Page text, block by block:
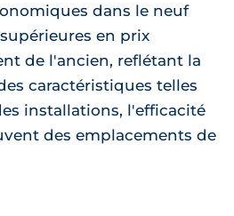
dans le neuf
en prix
de l'ancien, reflétant la
caractéristiques telles
installations, l'efficacité
des emplacements de